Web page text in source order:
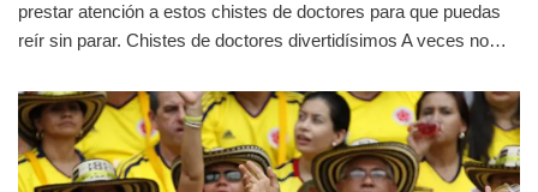
prestar atención a estos chistes de doctores para que puedas
reír sin parar. Chistes de doctores divertidísimos A veces no…